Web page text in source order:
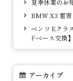
夏季休業のお
BMW X3 雹
ベンツ Eクラ
ドベース交換
アーカイブ